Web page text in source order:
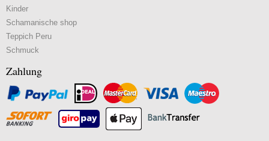
Kinder
Schamanische shop
Teppich Peru
Schmuck
Zahlung